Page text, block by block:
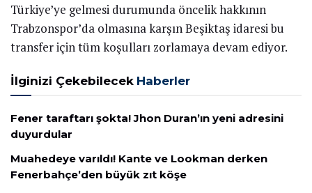
Türkiye’ye gelmesi durumunda öncelik hakkının
Trabzonspor’da olmasına karşın Beşiktaş idaresi bu
transfer için tüm koşulları zorlamaya devam ediyor.
İlginizi Çekebilecek Haberler
Fener taraftarı şokta! Jhon Duran’ın yeni adresini
duyurdular
Muahedeye varıldı! Kante ve Lookman derken
Fenerbahçe’den büyük zıt köşe